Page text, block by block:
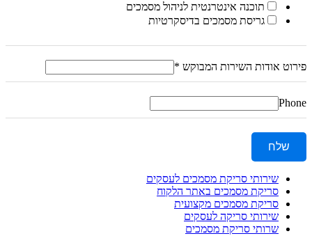
תוכנה אינטרנטית לניהול מסמכים
גריסת מסמכים בדיסקרטיות
פירוט אודות השירות המבוקש *
Phone
שלח
שירותי סריקת מסמכים לעסקים
סריקת מסמכים באתר הלקוח
סריקת מסמכים מקצועית
שירותי סריקה לעסקים
שרותי סריקת מסמכים